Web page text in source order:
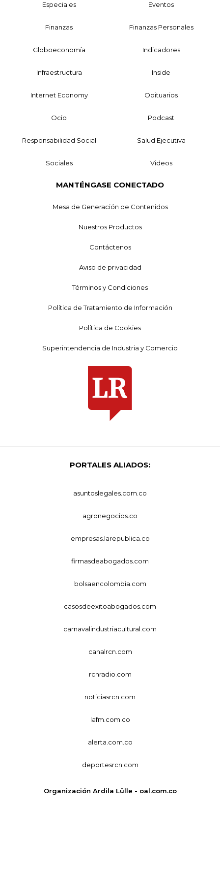
Especiales Eventos
Finanzas Finanzas Personales
Globoeconomía Indicadores
Infraestructura Inside
Internet Economy Obituarios
Ocio Podcast
Responsabilidad Social Salud Ejecutiva
Sociales Videos
MANTÉNGASE CONECTADO
Mesa de Generación de Contenidos
Nuestros Productos
Contáctenos
Aviso de privacidad
Términos y Condiciones
Política de Tratamiento de Información
Política de Cookies
Superintendencia de Industria y Comercio
PORTALES ALIADOS:
asuntoslegales.com.co
agronegocios.co
empresas.larepublica.co
firmasdeabogados.com
bolsaencolombia.com
casosdeexitoabogados.com
carnavalindustriacultural.com
canalrcn.com
rcnradio.com
noticiasrcn.com
lafm.com.co
alerta.com.co
deportesrcn.com
Organización Ardila Lülle - oal.com.co